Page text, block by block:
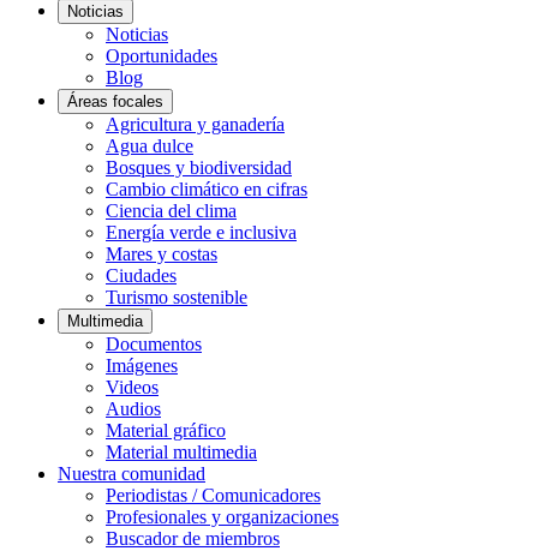
Noticias
Noticias
Oportunidades
Blog
Áreas focales
Agricultura y ganadería
Agua dulce
Bosques y biodiversidad
Cambio climático en cifras
Ciencia del clima
Energía verde e inclusiva
Mares y costas
Ciudades
Turismo sostenible
Multimedia
Documentos
Imágenes
Videos
Audios
Material gráfico
Material multimedia
Nuestra comunidad
Periodistas / Comunicadores
Profesionales y organizaciones
Buscador de miembros